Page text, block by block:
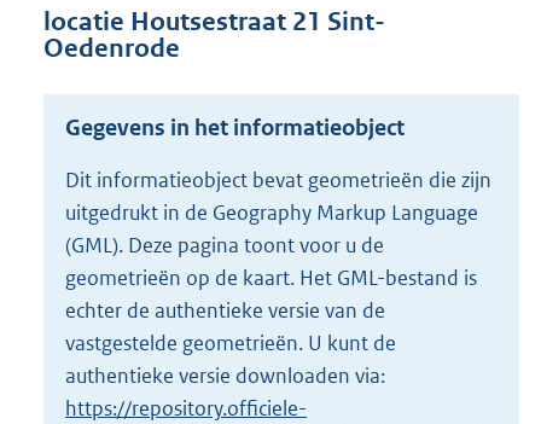
n
o
t
t
e
:
6
K
b
locatie Houtsestraat 21 Sint-
Oedenrode
Gegevens in het informatieobject
Dit informatieobject bevat geometrieën die zijn
uitgedrukt in de Geography Markup Language
(GML). Deze pagina toont voor u de
geometrieën op de kaart. Het GML-bestand is
echter de authentieke versie van de
vastgestelde geometrieën. U kunt de
authentieke versie downloaden via:
https://repository.officiele-